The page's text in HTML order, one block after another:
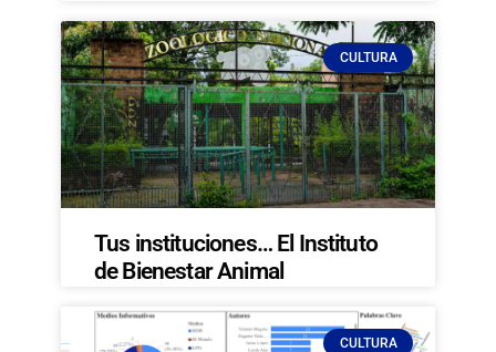
CULTURA
Tus instituciones… El Instituto
de Bienestar Animal
CULTURA